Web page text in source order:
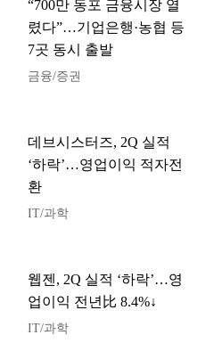
“700만 동포 금융시장 열
렸다”…기업은행·농협 등
7곳 동시 출발
금융/증권
데브시스터즈, 2Q 실적
‘하락’…영업이익 적자전
환
IT/과학
웹젠, 2Q 실적 ‘하락’…영
업이익 전년比 8.4%↓
IT/과학